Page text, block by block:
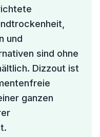
und
sind ohne
Dizzout ist
ganzen